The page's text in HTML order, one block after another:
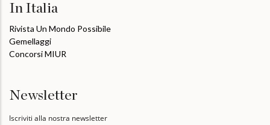
In Italia
Rivista Un Mondo Possibile
Gemellaggi
Concorsi MIUR
Newsletter
Iscriviti alla nostra newsletter